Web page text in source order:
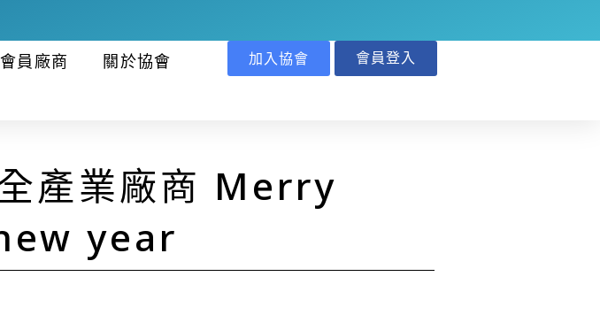
會員廠商 關於協會 加入協會 會員登入
產業廠商 Merry
year